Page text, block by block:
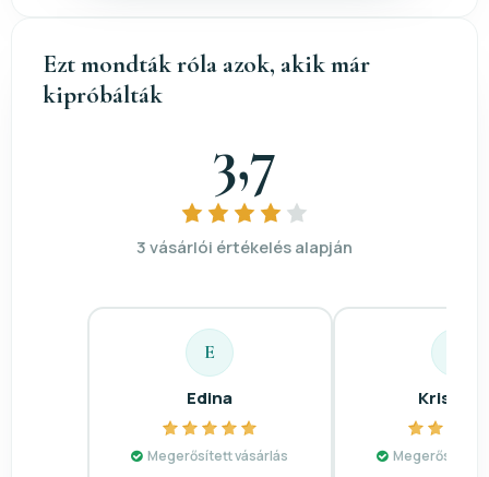
Ezt mondták róla azok, akik már
kipróbálták
3,7
3 vásárlói értékelés alapján
E
Edina
Megerősített vásárlás Megerősített